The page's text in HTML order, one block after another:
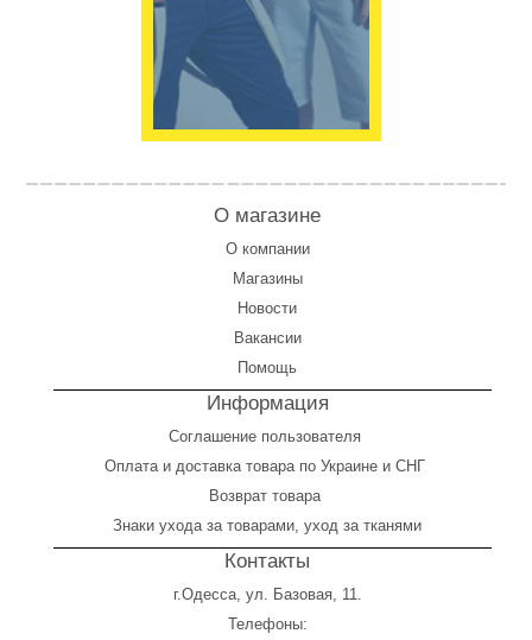
О магазине
О компании
Магазины
Новости
Вакансии
Помощь
Информация
Соглашение пользователя
Оплата и доставка товара по Украине и СНГ
Возврат товара
Знаки ухода за товарами, уход за тканями
Контакты
г.Одесса, ул. Базовая, 11.
Телефоны: